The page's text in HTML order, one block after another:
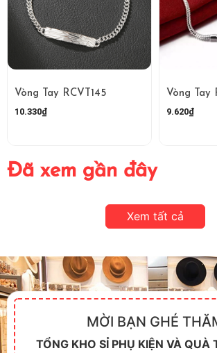
Vòng Tay RCVT145
10.330₫
Vòng Tay
9.620₫
Đã xem gần đây
Xem tất cả
MỜI BẠN GHÉ
TỔNG KHO SỈ PHỤ KIỆN VÀ QUÀ